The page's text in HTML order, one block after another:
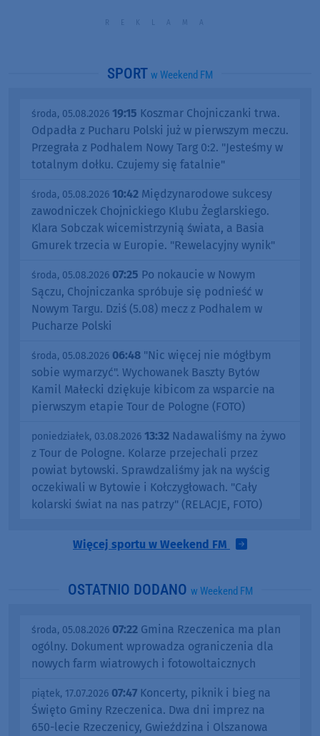
SPORT w Weekend FM
środa, 05.08.2026 19:15 Koszmar Chojniczanki trwa.
Odpadła z Pucharu Polski już w pierwszym meczu.
Przegrała z Podhalem Nowy Targ 0:2. "Jesteśmy w
totalnym dołku. Czujemy się fatalnie"
środa, 05.08.2026 10:42 Międzynarodowe sukcesy
zawodniczek Chojnickiego Klubu Żeglarskiego.
Klara Sobczak wicemistrzynią świata, a Basia
Gmurek trzecia w Europie. "Rewelacyjny wynik"
środa, 05.08.2026 07:25 Po nokaucie w Nowym
Sączu, Chojniczanka spróbuje się podnieść w
Nowym Targu. Dziś (5.08) mecz z Podhalem w
Pucharze Polski
środa, 05.08.2026 06:48 "Nic więcej nie mógłbym
sobie wymarzyć". Wychowanek Baszty Bytów
Kamil Małecki dziękuje kibicom za wsparcie na
pierwszym etapie Tour de Pologne (FOTO)
poniedziałek, 03.08.2026 13:32 Nadawaliśmy na żywo
z Tour de Pologne. Kolarze przejechali przez
powiat bytowski. Sprawdzaliśmy jak na wyścig
oczekiwali w Bytowie i Kołczygłowach. "Cały
kolarski świat na nas patrzy" (RELACJE, FOTO)
Więcej sportu w Weekend FM
OSTATNIO DODANO w Weekend FM
środa, 05.08.2026 07:22 Gmina Rzeczenica ma plan
ogólny. Dokument wprowadza ograniczenia dla
nowych farm wiatrowych i fotowoltaicznych
piątek, 17.07.2026 07:47 Koncerty, piknik i bieg na
Święto Gminy Rzeczenica. Dwa dni imprez na
650-lecie Rzeczenicy, Gwieździna i Olszanowa